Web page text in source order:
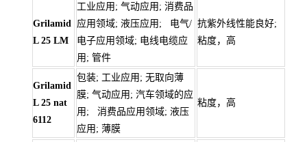
Grilamid
L 25 LM
工业应用; 气动应用; 消费品
应用领域; 液压应用; 电气/
电子应用领域; 电线电缆应
用; 管件
抗紫外线性能良好;
粘度，高
Grilamid
L 25 nat
6112
包装; 工业应用; 无取向薄
膜; 气动应用; 汽车领域的应
用; 消费品应用领域; 液压
应用; 薄膜
粘度，高